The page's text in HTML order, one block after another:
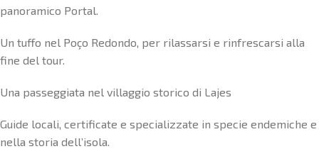
panoramico Portal.
Un tuffo nel Poço Redondo, per rilassarsi e rinfrescarsi alla
fine del tour.
Una passeggiata nel villaggio storico di Lajes
Guide locali, certificate e specializzate in specie endemiche e
nella storia dell’isola.